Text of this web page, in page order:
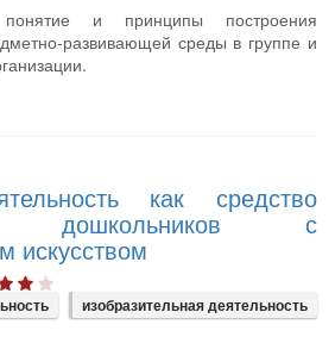
понятие и принципы построения
развивающей среды в группе и
как средство
дошкольников с
искусством
изобразительная деятельность